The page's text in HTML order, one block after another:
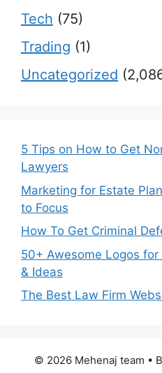
Tech (75)
Trading (1)
Uncategorized
5 Tips on How to Get
Lawyers
Marketing for Estate
to Focus
How To Get Criminal
50+ Awesome Logos
& Ideas
The Best Law Firm
© 2026 Mehenaj team •